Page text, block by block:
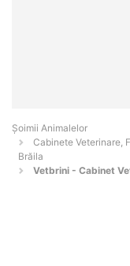
Şoimii Animalelor
Cabinete Veterinare,
Brăila
Vetbrini - Cabinet